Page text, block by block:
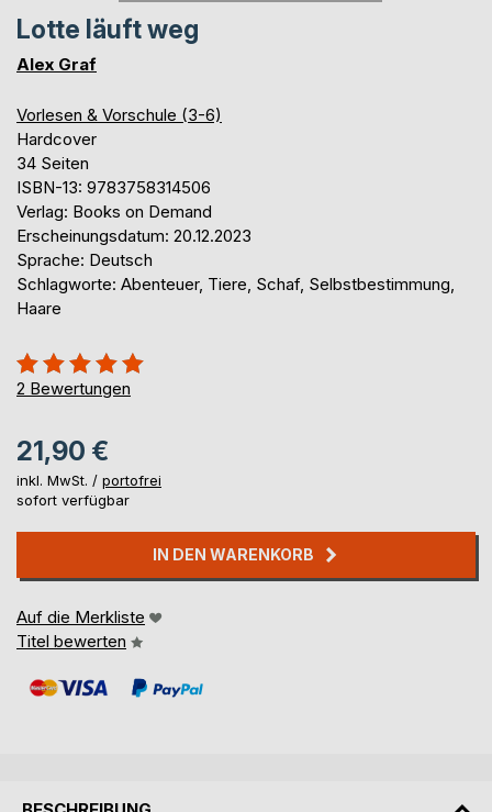
Lotte läuft weg
Alex Graf
Vorlesen & Vorschule (3-6)
Hardcover
34 Seiten
ISBN-13: 9783758314506
Verlag: Books on Demand
Erscheinungsdatum: 20.12.2023
Sprache: Deutsch
Schlagworte: Abenteuer, Tiere, Schaf, Selbstbestimmung,
Haare
Bewertung::
100%
2 Bewertungen
21,90 €
inkl. MwSt. / portofrei
sofort verfügbar
IN DEN WARENKORB
Auf die Merkliste
Titel bewerten